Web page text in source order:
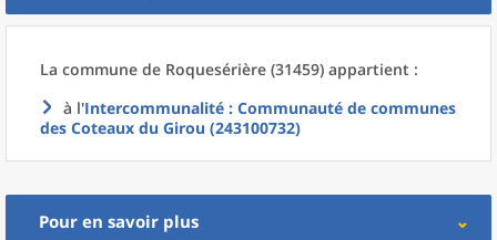
La commune de Roquesérière (31459) appartient :
à l'Intercommunalité : Communauté de communes
des Coteaux du Girou (243100732)
Pour en savoir plus